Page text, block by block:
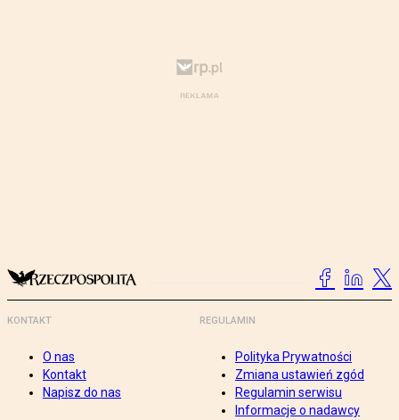
KONTAKT
O nas
Kontakt
Napisz do nas
REGULAMIN
Polityka Prywatności
Zmiana ustawień zgód
Regulamin serwisu
Informacje o nadawcy